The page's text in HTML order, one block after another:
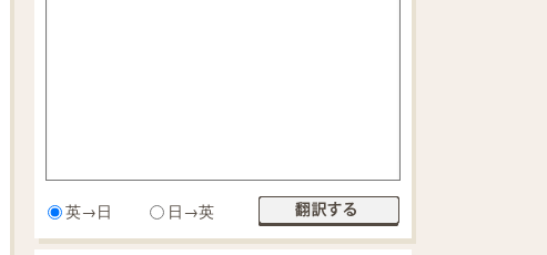
英→日 日→英